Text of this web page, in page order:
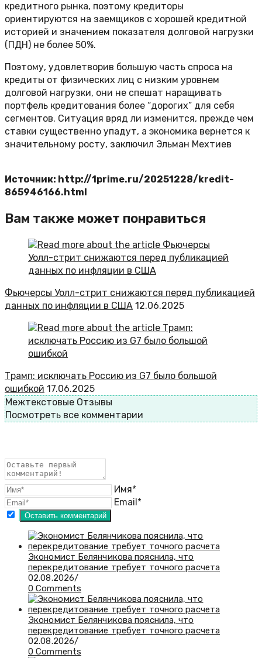
кредитного рынка, поэтому кредиторы
ориентируются на заемщиков с хорошей кредитной
историей и значением показателя долговой нагрузки
(ПДН) не более 50%.
Поэтому, удовлетворив большую часть спроса на
кредиты от физических лиц с низким уровнем
долговой нагрузки, они не спешат наращивать
портфель кредитования более “дорогих” для себя
сегментов. Ситуация вряд ли изменится, прежде чем
ставки существенно упадут, а экономика вернется к
значительному росту, заключил Эльман Мехтиев
Источник: http://1prime.ru/20251228/kredit-
865946166.html
Вам также может понравиться
Фьючерсы Уолл-стрит снижаются перед публикацией
данных по инфляции в США 12.06.2025
Трамп: исключать Россию из G7 было большой
ошибкой 17.06.2025
Межтекстовые Отзывы
Посмотреть все комментарии
Имя*
Email*
Экономист Белянчикова пояснила, что
перекредитование требует точного расчета
02.08.2026/
0 Comments
Экономист Белянчикова пояснила, что
перекредитование требует точного расчета
02.08.2026/
0 Comments